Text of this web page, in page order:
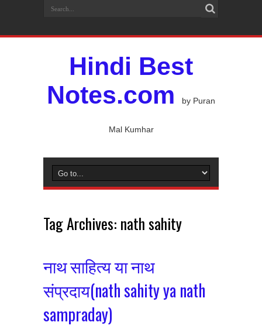
Hindi Best
Notes.com
by Puran
Mal Kumhar
Tag Archives: nath sahity
नाथ साहित्य या नाथ
संप्रदाय(nath sahity ya nath
sampraday)